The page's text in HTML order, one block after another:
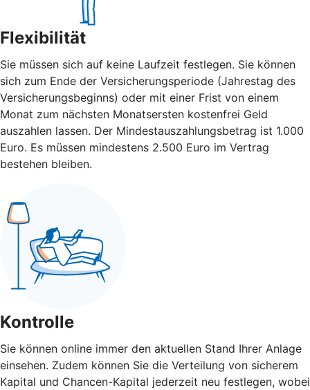
Flexibilität
Sie müssen sich auf keine Laufzeit festlegen. Sie können
sich zum Ende der Versicherungsperiode (Jahrestag des
Versicherungsbeginns) oder mit einer Frist von einem
Monat zum nächsten Monatsersten kostenfrei Geld
auszahlen lassen. Der Mindestauszahlungsbetrag ist 1.000
Euro. Es müssen mindestens 2.500 Euro im Vertrag
bestehen bleiben.
Kontrolle
Sie können online immer den aktuellen Stand Ihrer Anlage
einsehen. Zudem können Sie die Verteilung von sicherem
Kapital und Chancen-Kapital jederzeit neu festlegen, wobei